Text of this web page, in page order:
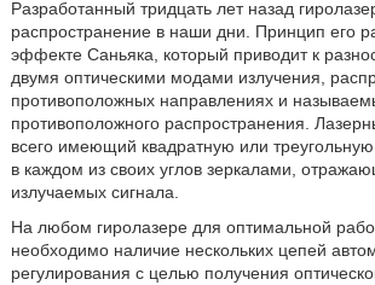
Разработанный тридцать лет назад
распространение в наши дни. Принцип его
эффекте Саньяка, который приводит к
двумя оптическими модами излучения,
противоположных направлениях и
противоположного распространения.
всего имеющий квадратную или
в каждом из своих углов зеркалами,
излучаемых сигнала.
На любом гиролазере для оптимальной
необходимо наличие нескольких цепей
регулирования с целью получения